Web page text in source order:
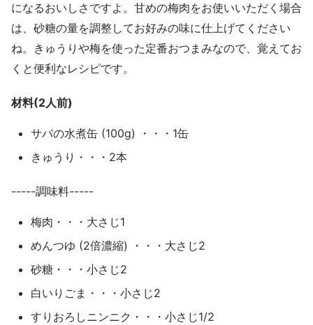
になるおいしさですよ。甘めの梅肉をお使いいただく場合
は、砂糖の量を調整してお好みの味に仕上げてください
ね。きゅうりや梅を使った定番おつまみなので、覚えてお
くと便利なレシピです。
材料(2人前)
サバの水煮缶 (100g) ・・・1缶
きゅうり・・・2本
-----調味料-----
梅肉・・・大さじ1
めんつゆ (2倍濃縮) ・・・大さじ2
砂糖・・・小さじ2
白いりごま・・・小さじ2
すりおろしニンニク・・・小さじ1/2